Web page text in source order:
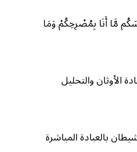
مَّا أَنَا بِمُصْرِخِكُمْ وَمَا
الأوثان والتحليل
بالعبادة المباشرة